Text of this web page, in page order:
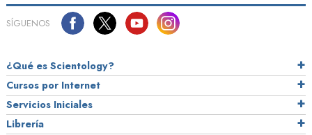
SÍGUENOS
¿Qué es Scientology?
Cursos por Internet
Servicios Iniciales
Librería